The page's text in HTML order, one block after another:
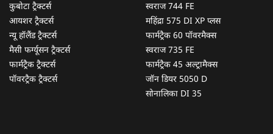
कुबोटा ट्रैक्टर्स
आयशर ट्रैक्टर्स
न्यू हॉलैंड ट्रैक्टर्स
मैसी फर्ग्यूसन ट्रैक्टर्स
फार्मट्रैक ट्रैक्टर्स
पॉवरट्रैक ट्रैक्टर्स
स्वराज 744 FE
महिंद्रा 575 DI XP प्लस
फार्मट्रैक 60 पॉवरमैक्स
स्वराज 735 FE
फार्मट्रैक 45 अल्ट्रामैक्स
जॉन डियर 5050 D
सोनालिका DI 35